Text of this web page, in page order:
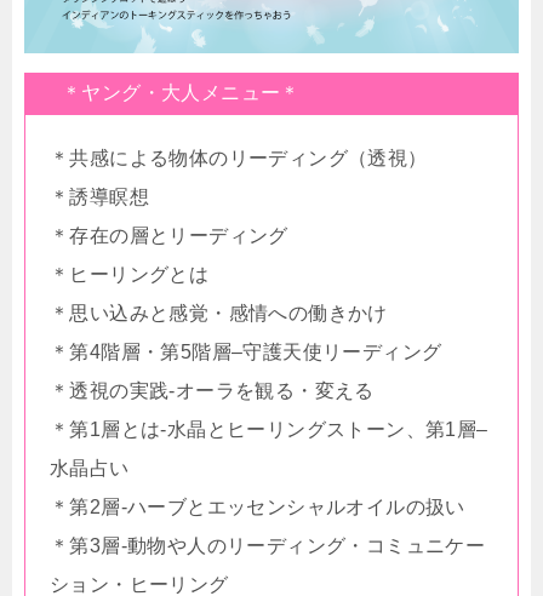
＊ヤング・大人メニュー＊
＊共感による物体のリーディング（透視）
＊誘導瞑想
＊存在の層とリーディング
＊ヒーリングとは
＊思い込みと感覚・感情への働きかけ
＊第4階層・第5階層–守護天使リーディング
＊透視の実践-オーラを観る・変える
＊第1層とは-水晶とヒーリングストーン、第1層–
水晶占い
＊第2層-ハーブとエッセンシャルオイルの扱い
＊第3層-動物や人のリーディング・コミュニケー
ション・ヒーリング